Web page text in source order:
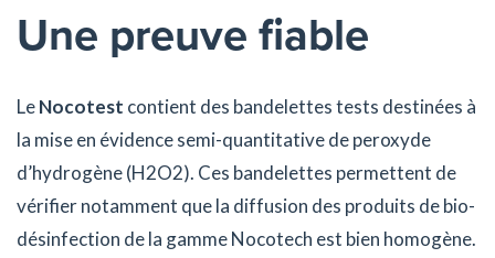
Une preuve fiable
LeNocotest contient des bandelettes tests destinées à
la mise en évidence semi-quantitative de peroxyde
d’hydrogène (H2O2). Ces bandelettes permettent de
vérifier notamment que la diffusion des produits de bio-
désinfection de la gamme Nocotech est bien homogène.